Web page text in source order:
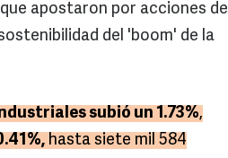
apostaron por acciones de
del 'boom' de la
subió un 1.73%,
hasta siete mil 584